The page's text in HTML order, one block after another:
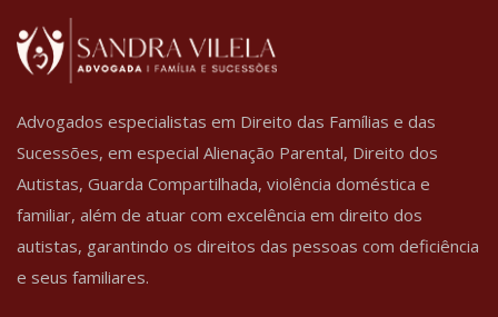
Advogados especialistas em Direito das Famílias e das
Sucessões, em especial Alienação Parental, Direito dos
Autistas, Guarda Compartilhada, violência doméstica e
familiar, além de atuar com excelência em direito dos
autistas, garantindo os direitos das pessoas com deficiência
e seus familiares.